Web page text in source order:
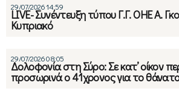
29/07/2026 14:59
LIVE- Συνέντευξη τύπου Γ.Γ. ΟΗΕ Α.
Κυπριακό
29/07/2026 08:05
Δολοφονία στη Σύρο: Σε κατ’ οίκον
προσωρινά ο 41χρονος για το